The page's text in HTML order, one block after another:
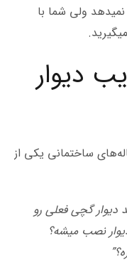
ولی شما با
دیوار
ساختمانی یکی از
دیوار گچی فعلی رو
نصب میشه؟